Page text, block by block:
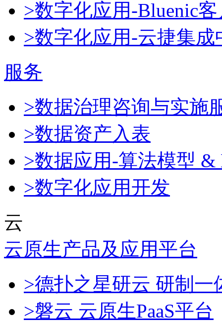
>数字化应用-Bluenic
>数字化应用-云捷集成
服务
>数据治理咨询与实施
>数据资产入表
>数据应用-算法模型 &
>数字化应用开发
云
云原生产品及应用平台
>德扑之星研云 研制
>磐云 云原生PaaS平台